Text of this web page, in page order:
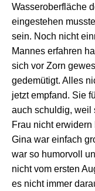
Wasseroberfläche
eingestehen
sein. Noch nicht
Mannes erfahren
sich vor Zorn
gedemütigt. Alles
jetzt empfand. Sie
auch schuldig, weil
Frau nicht erwidern
Gina war einfach
war so humorvoll
nicht vom ersten
es nicht immer